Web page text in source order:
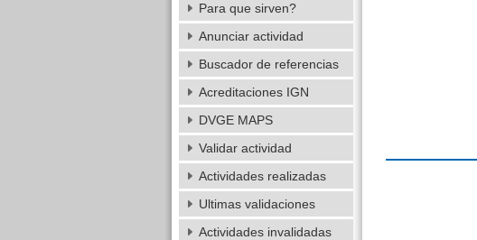
Para que sirven?
Anunciar actividad
Buscador de referencias
Acreditaciones IGN
DVGE MAPS
Validar actividad
Actividades realizadas
Ultimas validaciones
Actividades invalidadas